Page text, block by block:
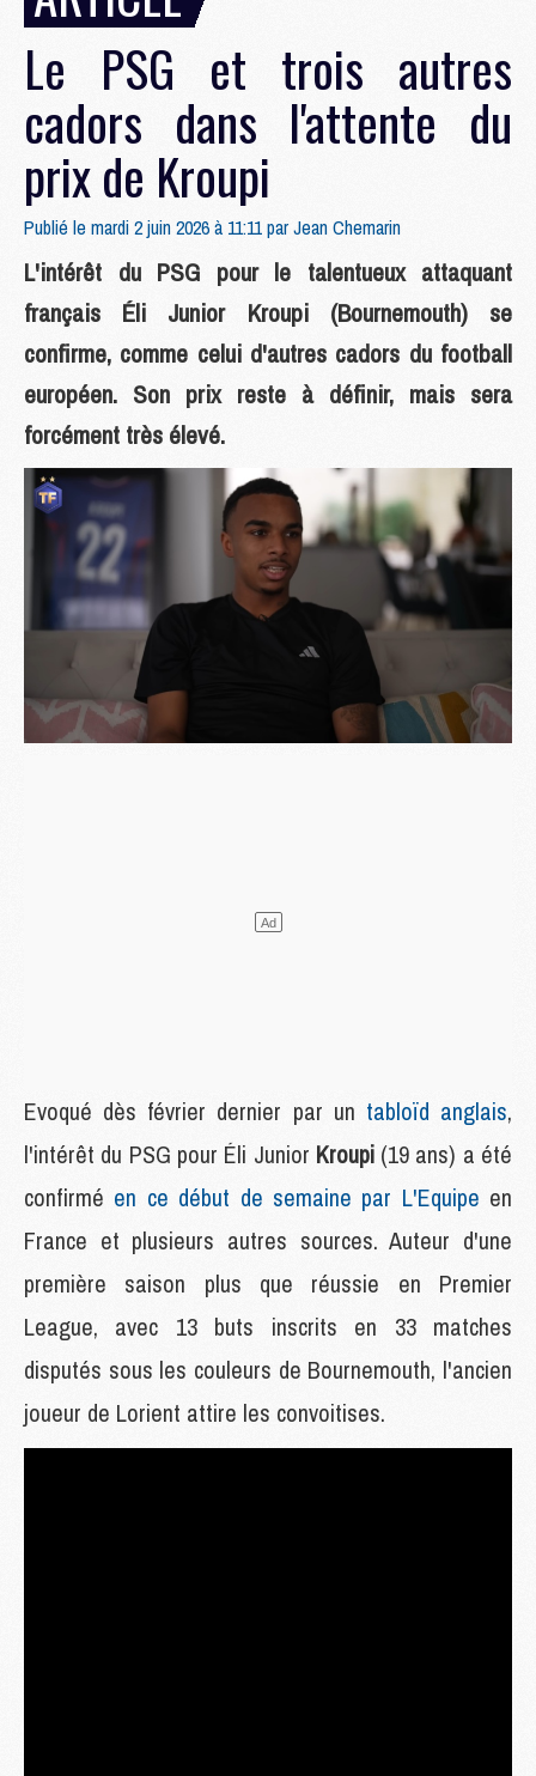
Le PSG et trois autres
cadors dans l'attente du
prix de Kroupi
Publié le mardi 2 juin 2026 à 11:11 parJean Chemarin
L'intérêt du PSG pour le talentueux attaquant
français Éli Junior Kroupi (Bournemouth) se
confirme, comme celui d'autres cadors du football
européen. Son prix reste à définir, mais sera
forcément très élevé.
Evoqué dès février dernier par un tabloïd anglais,
l'intérêt du PSG pour Éli Junior Kroupi (19 ans) a été
confirmé en ce début de semaine par L'Equipe en
France et plusieurs autres sources. Auteur d'une
première saison plus que réussie en Premier
League, avec 13 buts inscrits en 33 matches
disputés sous les couleurs de Bournemouth, l'ancien
joueur de Lorient attire les convoitises.